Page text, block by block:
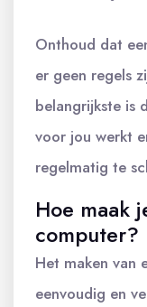
Onthoud dat
er geen regels
belangrijkste is
voor jou werkt
regelmatig te
Hoe maak
computer?
Het maken van
eenvoudig en